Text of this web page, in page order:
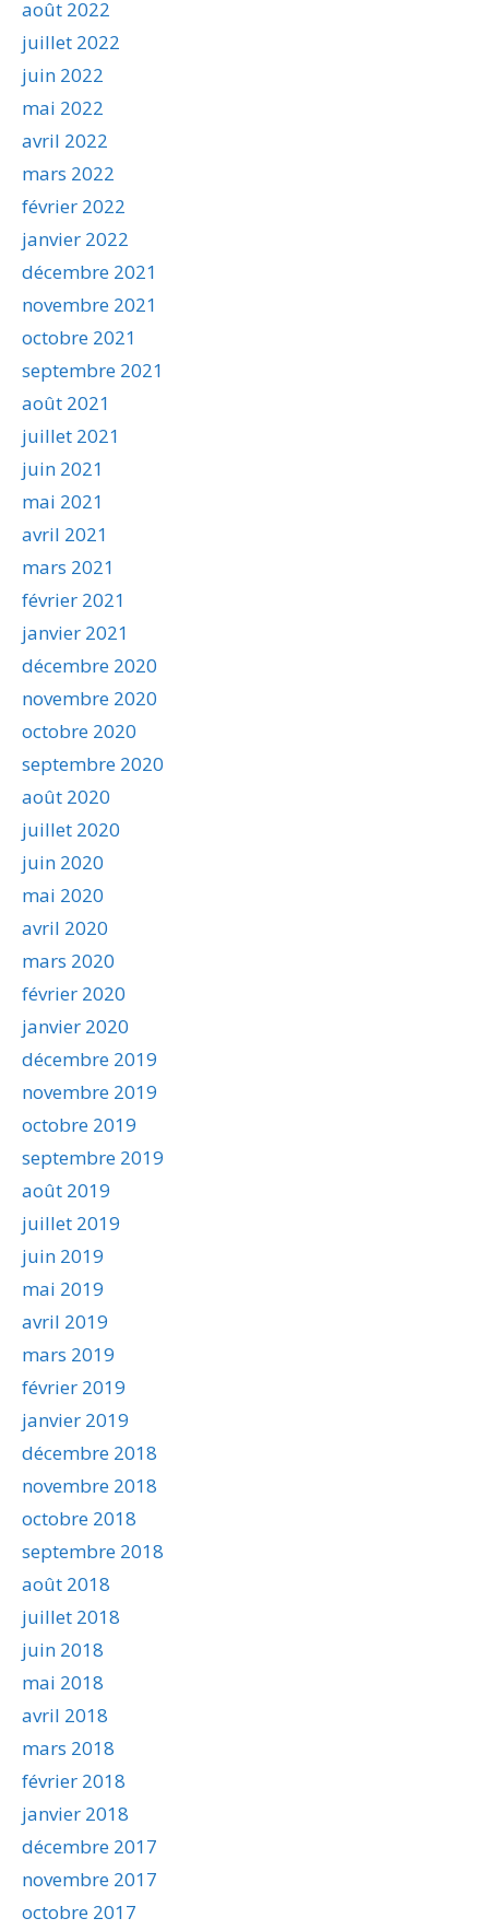
août 2022
juillet 2022
juin 2022
mai 2022
avril 2022
mars 2022
février 2022
janvier 2022
décembre 2021
novembre 2021
octobre 2021
septembre 2021
août 2021
juillet 2021
juin 2021
mai 2021
avril 2021
mars 2021
février 2021
janvier 2021
décembre 2020
novembre 2020
octobre 2020
septembre 2020
août 2020
juillet 2020
juin 2020
mai 2020
avril 2020
mars 2020
février 2020
janvier 2020
décembre 2019
novembre 2019
octobre 2019
septembre 2019
août 2019
juillet 2019
juin 2019
mai 2019
avril 2019
mars 2019
février 2019
janvier 2019
décembre 2018
novembre 2018
octobre 2018
septembre 2018
août 2018
juillet 2018
juin 2018
mai 2018
avril 2018
mars 2018
février 2018
janvier 2018
décembre 2017
novembre 2017
octobre 2017